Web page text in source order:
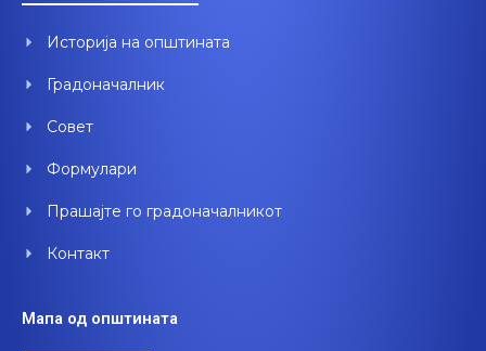
k
n
Историја на општината
Градоначалник
Совет
Формулари
Прашајте го градоначалникот
Контакт
Мапа од општината